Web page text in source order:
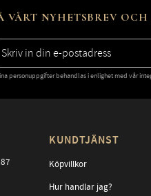
VÅRT NYHETSBREV
personuppgifter behandlas i enlighet med vår
KUNDTJÄNST
Köpvillkor
Hur handlar jag?